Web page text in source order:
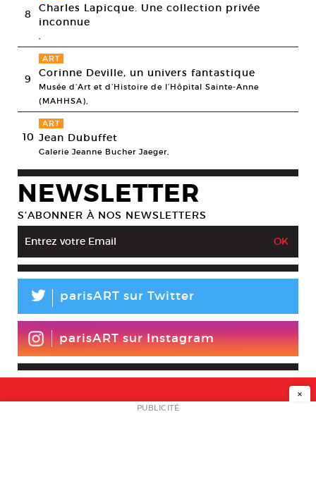
8
Charles Lapicque. Une collection privée
inconnue
9
ART
Corinne Deville, un univers fantastique
Musée d’Art et d’Histoire de l’Hôpital Sainte-Anne
(MAHHSA),
10
ART
Jean Dubuffet
Galerie Jeanne Bucher Jaeger,
NEWSLETTER
S’ABONNER À NOS NEWSLETTERS
L parisART sur Twitter
parisART sur Instagram
NEWSLETTER
×
PUBLICITÉ